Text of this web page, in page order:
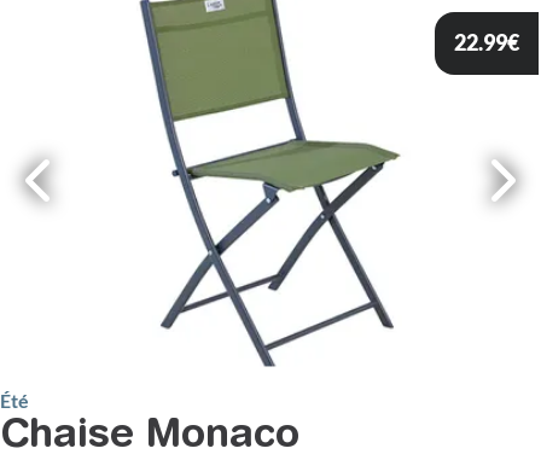
22.99€
Été
Chaise Monaco